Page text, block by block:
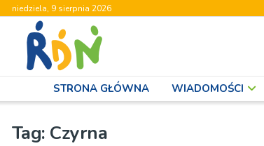
niedziela, 9 sierpnia 2026
STRONA GŁÓWNA WIADOMOŚCI
Tag: Czyrna